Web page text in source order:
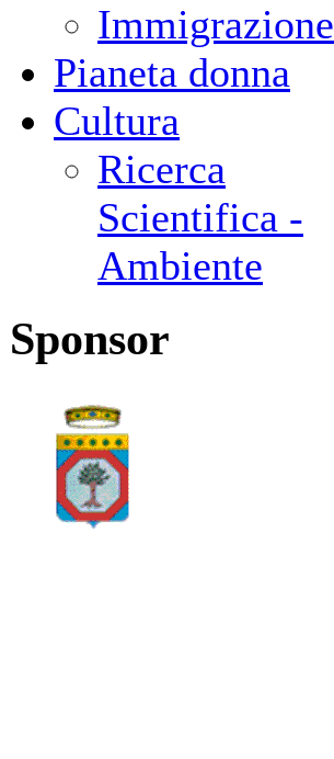
Immigrazione
Pianeta donna
Cultura
Ricerca
Scientifica -
Ambiente
Sponsor